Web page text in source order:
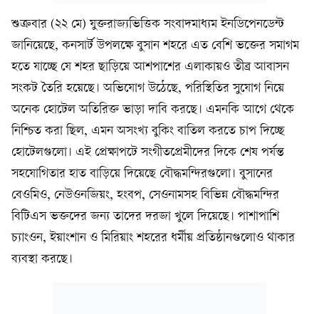
শুক্রবার (২২ মে) যুক্তরাজ্যভিত্তিক সংবাদমাধ্যম ইনডিপেনডেন্ট
জানিয়েছে, কনসার্ট উপলক্ষে বুসান শহরে এত বেশি ভক্তের সমাগম
হতে যাচ্ছে যে শহর ছাড়িয়ে আশপাশের এলাকায়ও তীব্র আবাসন
সংকট তৈরি হয়েছে। অভিযোগ উঠেছে, পরিস্থিতির সুযোগ নিয়ে
অনেক হোটেল অতিরিক্ত ভাড়া দাবি করছে। এমনকি আগে থেকে
নিশ্চিত করা ছিল, এমন অসংখ্য বুকিং বাতিল করতে চাপ দিচ্ছে
হোটেলগুলো। এই প্রেক্ষাপটে সংগীতপ্রেমীদের দিকে শেষ পর্যন্ত
সহযোগিতার হাত বাড়িয়ে দিয়েছে বৌদ্ধমন্দিরগুলো। বুসানের
বেওমিও, নেউওনজিয়ং, হংবপ, সেওনামসহ বিভিন্ন বৌদ্ধমন্দির
বিটিএস ভক্তদের জন্য তাদের দরজা খুলে দিয়েছে। পাশাপাশি
চ্যাংওন, ইয়াংশান ও মিরিয়াং শহরের ধর্মীয় প্রতিষ্ঠানগুলোও থাকার
ব্যবস্থা করছে।